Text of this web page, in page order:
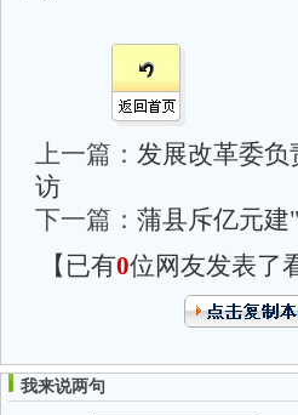
上一篇： 发展改革委负
访
下一篇： 蒲县斥亿元
【已有0位网友发表了
我来说两句